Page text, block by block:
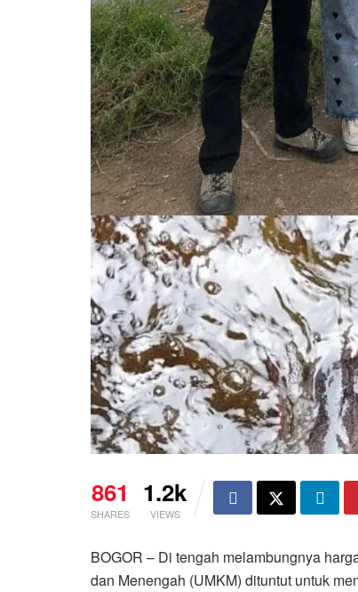
861
SHARES
1.2k
VIEWS
BOGOR – Di tengah melambungnya
dan Menengah (UMKM) dituntut untuk